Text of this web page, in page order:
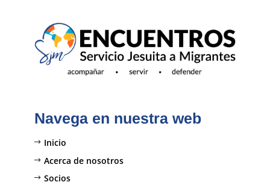
Navega en nuestra web
Inicio
Acerca de nosotros
Socios